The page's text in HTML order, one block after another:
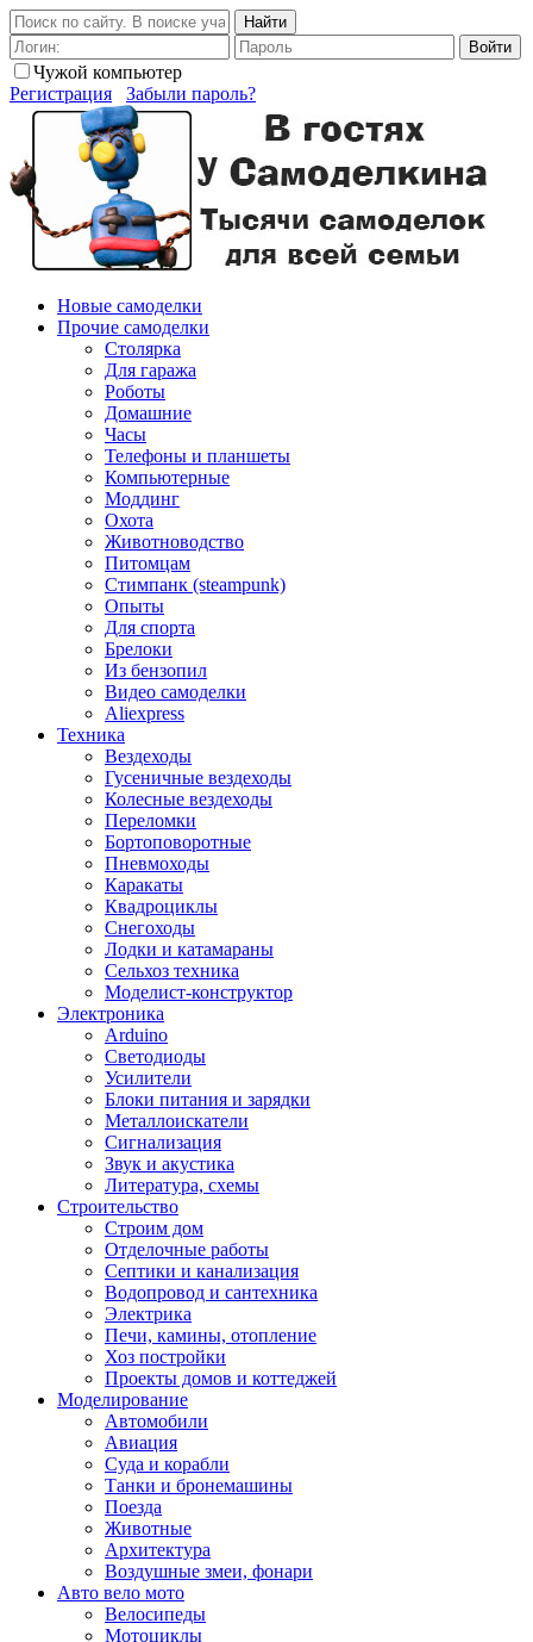
Найти
Войти
Чужой компьютер
Регистрация
Забыли пароль?
Новые самоделки
Прочие самоделки
Столярка
Для гаража
Роботы
Домашние
Часы
Телефоны и планшеты
Компьютерные
Моддинг
Охота
Животноводство
Питомцам
Стимпанк (steampunk)
Опыты
Для спорта
Брелоки
Из бензопил
Видео самоделки
Aliexpress
Техника
Вездеходы
Гусеничные вездеходы
Колесные вездеходы
Переломки
Бортоповоротные
Пневмоходы
Каракаты
Квадроциклы
Снегоходы
Лодки и катамараны
Сельхоз техника
Моделист-конструктор
Электроника
Arduino
Светодиоды
Усилители
Блоки питания и зарядки
Металлоискатели
Сигнализация
Звук и акустика
Литература, схемы
Строительство
Строим дом
Отделочные работы
Септики и канализация
Водопровод и сантехника
Электрика
Печи, камины, отопление
Хоз постройки
Проекты домов и коттеджей
Моделирование
Автомобили
Авиация
Суда и корабли
Танки и бронемашины
Поезда
Животные
Архитектура
Воздушные змеи, фонари
Авто вело мото
Велосипеды
Мотоциклы